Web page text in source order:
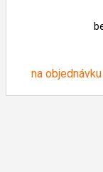
na objednávku